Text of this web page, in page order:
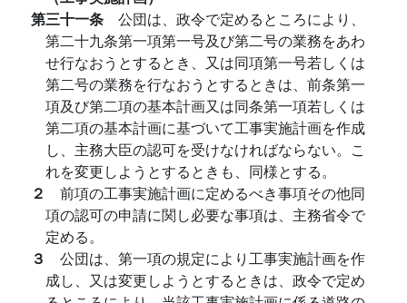
第三十一条 公団は、政令で定めるところにより、
第二十九条第一項第一号及び第二号の業務をあわ
せ行なおうとするとき、又は同項第一号若しくは
第二号の業務を行なおうとするときは、前条第一
項及び第二項の基本計画又は同条第一項若しくは
第二項の基本計画に基づいて工事実施計画を作成
し、主務大臣の認可を受けなければならない。こ
れを変更しようとするときも、同様とする。
２ 前項の工事実施計画に定めるべき事項その他同
項の認可の申請に関し必要な事項は、主務省令で
定める。
３ 公団は、第一項の規定により工事実施計画を作
成し、又は変更しようとするときは、政令で定め